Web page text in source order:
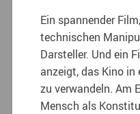
Ein spannender
technischen
Darsteller. Und ein
anzeigt, das Kino in
zu verwandeln. Am
Mensch als